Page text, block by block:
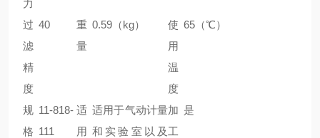
力
过
滤
精
度
40
重
量
0.59（kg）
使
用
温
度
65（℃）
规
格
11-818-
111
适
用
适用于气动计量
和实验室以及
加
工
是